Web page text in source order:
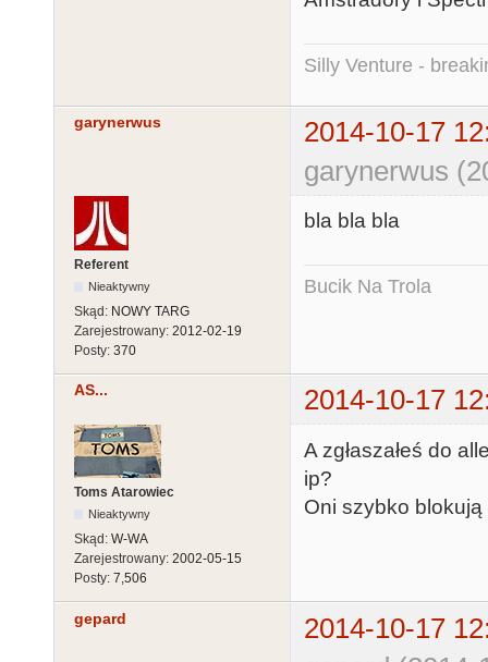
Silly Venture -
garynerwus
2014-10-17
garynerwus
Referent
Nieaktywny
Skąd: NOWY TARG
Zarejestrowany: 2012-02-19
Posty: 370
bla bla bla
Bucik Na Trola
AS... 2014-10-17
Toms Atarowiec
Nieaktywny
Skąd: W-WA
Zarejestrowany: 2002-05-15
Posty: 7,506
A zgłaszałeś do
ip?
Oni szybko blokują
gepard
2014-10-17